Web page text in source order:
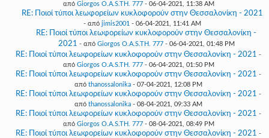
από Giorgos O.A.S.TH. 777- 06-04-2021, 11:38 AM
RE: Ποιοί τύποι λεωφορείων κυκλοφορούν στην Θεσσαλονίκη - 2021
- από jimis2001 - 06-04-2021, 11:41 AM
RE: Ποιοί τύποι λεωφορείων κυκλοφορούν στην Θεσσαλονίκη -
2021 - από Giorgos O.A.S.TH. 777- 06-04-2021, 01:48 PM
RE: Ποιοί τύποι λεωφορείων κυκλοφορούν στην Θεσσαλονίκη - 2021 -
από Giorgos O.A.S.TH. 777- 06-04-2021, 01:50 PM
RE: Ποιοί τύποι λεωφορείων κυκλοφορούν στην Θεσσαλονίκη - 2021 -
από thanossalonika - 07-04-2021, 12:08 PM
RE: Ποιοί τύποι λεωφορείων κυκλοφορούν στην Θεσσαλονίκη - 2021 -
από thanossalonika - 08-04-2021, 09:33 AM
RE: Ποιοί τύποι λεωφορείων κυκλοφορούν στην Θεσσαλονίκη - 2021 -
από Giorgos O.A.S.TH. 777- 08-04-2021, 08:49 PM
RE: Ποιοί τύποι λεωφορείων κυκλοφορούν στην Θεσσαλονίκη - 2021 -